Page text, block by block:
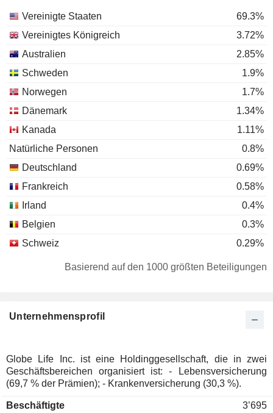
Vereinigte Staaten
69.3%
Vereinigtes Königreich
3.72%
Australien
2.85%
Schweden
1.9%
Norwegen
1.7%
Dänemark
1.34%
Kanada
1.11%
Natürliche Personen
0.8%
Deutschland
0.69%
Frankreich
0.58%
Irland
0.4%
Belgien
0.3%
Schweiz
0.29%
Luxemburg
Niederlande
0.1%
Tschechische Republik
0.03%
Cayman Islands
0.03%
Basierend auf den 1000 größten Beteiligungen
Unternehmensprofil
Globe Life Inc. ist eine Holdinggesellschaft, die in zwei
Geschäftsbereichen organisiert ist: - Lebensversicherung
(69,7 % der Prämien); - Krankenversicherung (30,3 %).
Beschäftigte 3’695